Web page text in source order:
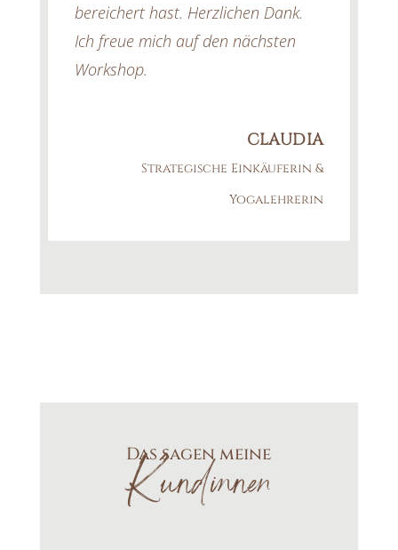
bereichert hast. Herzlichen Dank.
Ich freue mich auf den nächsten
Workshop.
CLAUDIA
Strategische Einkäuferin &
Yogalehrerin
Das sagen meine
Kundinnen